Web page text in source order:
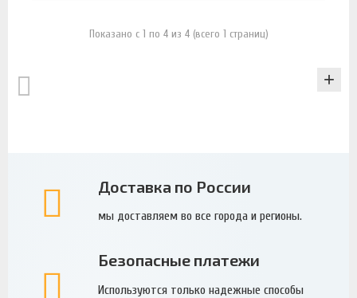
Показано с 1 по 4 из 4 (всего 1 страниц)
Доставка по России
мы доставляем во все города и регионы.
Безопасные платежи
Используются только надежные способы